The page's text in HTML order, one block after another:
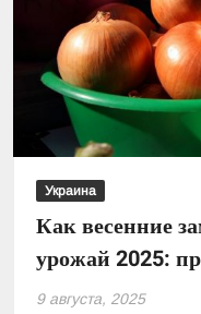
Украина
Как весенние
урожай 2025:
9 августа, 2025